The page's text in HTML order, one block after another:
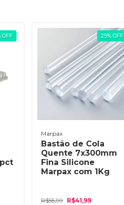
OFF 25% OFF
Marpax
Bastão de Cola
Quente 7x300mm
Fina Silicone
Marpax com 1Kg
R$55,99 R$41,99